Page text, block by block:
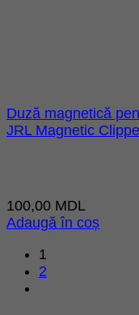
Duză magnetică
JRL Magnetic
100,00 MDL
Adaugă în coș
1
2